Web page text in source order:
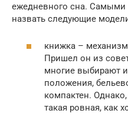
ежедневного сна.
назвать следующие
книжка –
Пришел он из
многие выбирают
положения,
компактен.
такая ровная, как